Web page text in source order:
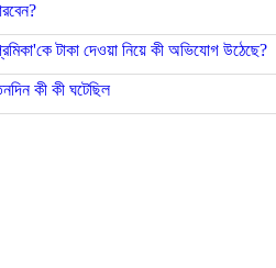
টাকা দেওয়া নিয়ে কী অভিযোগ উঠেছে?
কী কী ঘটেছিল